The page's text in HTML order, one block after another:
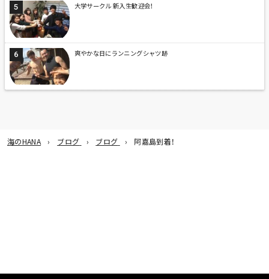
大学サークル 新入生歓迎会！
爽やかな日にランニングシャツ跡
海のHANA ブログ ブログ 阿嘉島到着！